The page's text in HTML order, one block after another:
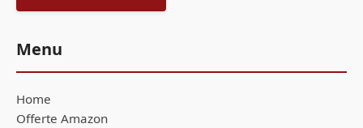
Menu
Home
Offerte Amazon